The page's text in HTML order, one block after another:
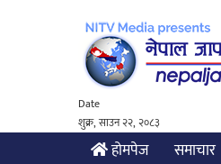
Date
शुक्र, साउन २२, २०८३
होमपेज समाचार